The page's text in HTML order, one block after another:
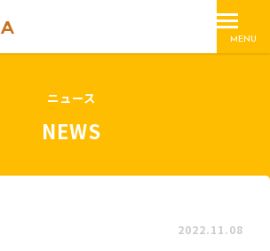
MENU
ニュース
NEWS
2022.11.08